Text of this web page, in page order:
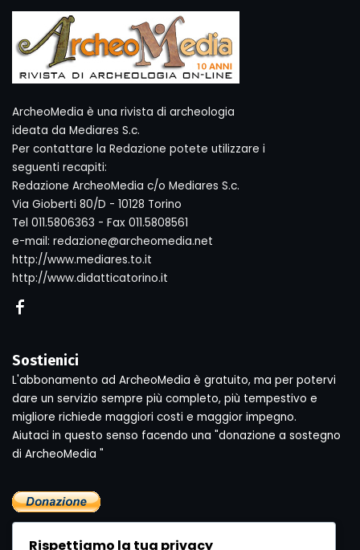
ArcheoMedia è una rivista di archeologia
ideata da Mediares S.c.
Per contattare la Redazione potete utilizzare i
seguenti recapiti:
Redazione ArcheoMedia c/o Mediares S.c.
Via Gioberti 80/D - 10128 Torino
Tel 011.5806363 - Fax 011.5808561
e-mail: redazione@archeomedia.net
http://www.mediares.to.it
http://www.didatticatorino.it
Sostienici
L'abbonamento ad ArcheoMedia è gratuito, ma per potervi
dare un servizio sempre più completo, più tempestivo e
migliore richiede maggiori costi e maggior impegno.
Aiutaci in questo senso facendo una "donazione a sostegno
di ArcheoMedia "
Rispettiamo la tua privacy